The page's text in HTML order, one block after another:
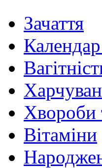
Зачаття
Календар
Хвороби
Вітаміни